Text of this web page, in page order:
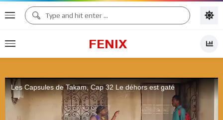
FENIX